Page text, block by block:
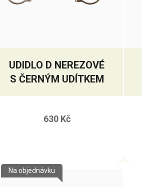
UDIDLO D NEREZOVÉ
S ČERNÝM UDÍTKEM
630 Kč
Na objednávku